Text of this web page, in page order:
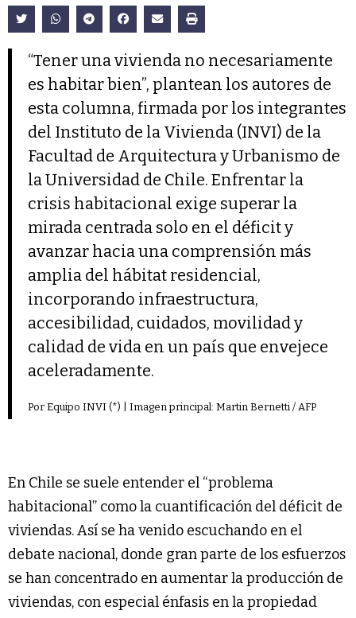
“Tener una vivienda no necesariamente
es habitar bien”, plantean los autores de
esta columna, firmada por los integrantes
del Instituto de la Vivienda (INVI) de la
Facultad de Arquitectura y Urbanismo de
la Universidad de Chile. Enfrentar la
crisis habitacional exige superar la
mirada centrada solo en el déficit y
avanzar hacia una comprensión más
amplia del hábitat residencial,
incorporando infraestructura,
accesibilidad, cuidados, movilidad y
calidad de vida en un país que envejece
aceleradamente.
Por Equipo INVI (*) | Imagen principal: Martin Bernetti / AFP
En Chile se suele entender el “problema
habitacional” como la cuantificación del déficit de
viviendas. Así se ha venido escuchando en el
debate nacional, donde gran parte de los esfuerzos
se han concentrado en aumentar la producción de
viviendas, con especial énfasis en la propiedad